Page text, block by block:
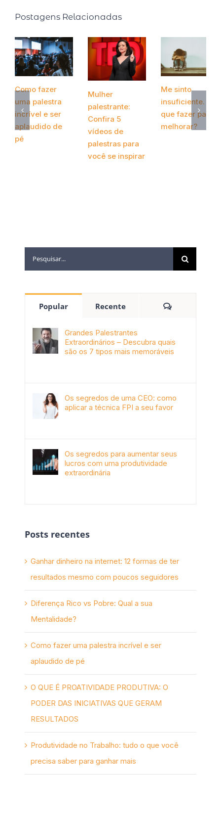
Postagens Relacionadas
Como fazer
uma palestra
incrível e ser
aplaudido de
pé
Mulher
palestrante:
Confira 5
vídeos de
palestras para
você se inspirar
Me sinto
insuficiente. O
que fazer para
melhorar?
Popular Recente
Grandes Palestrantes
Extraordinários – Descubra quais
são os 7 tipos mais memoráveis
Os segredos de uma CEO: como
aplicar a técnica FPI a seu favor
Os segredos para aumentar seus
lucros com uma produtividade
extraordinária
Posts recentes
Ganhar dinheiro na internet: 12 formas de ter
resultados mesmo com poucos seguidores
Diferença Rico vs Pobre: Qual a sua
Mentalidade?
Como fazer uma palestra incrível e ser
aplaudido de pé
O QUE É PROATIVIDADE PRODUTIVA: O
PODER DAS INICIATIVAS QUE GERAM
RESULTADOS
Produtividade no Trabalho: tudo o que você
precisa saber para ganhar mais